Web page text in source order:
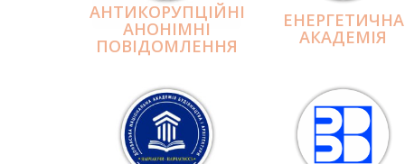
АНТИКОРУПЦІЙНІ
АНОНІМНІ
ПОВІДОМЛЕННЯ
ЕНЕРГЕТИЧНА
АКАДЕМІЯ